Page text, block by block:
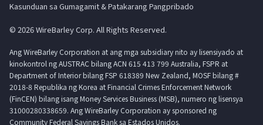
Kasunduan sa Gumagamit & Patakarang Pangpribado
© 2026 WireBarley Corp. All Rights Reserved.
Ang WireBarley Corporation at ang mga subsidiary nito ay lisensiyado at
kinokontrol ng AUSTRAC bilang ACN 615 413 799 Australia, FSPR at
Department of Interior bilang FSP 618389 New Zealand, MOSF bilang #
2018-8 Republika ng Korea at Financial Crimes Enforcement Network
(FinCEN) bilang isang Money Services Business (MSB), numero ng lisensya
31000280338659. Ang WireBarley Corporation ay sponsored ng
Community Federal Savings Bank sa Estados Unidos.